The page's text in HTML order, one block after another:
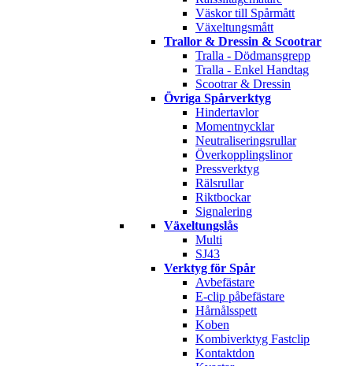
Väskor till Spårmått
Växeltungsmått
Trallor & Dressin & Scootrar
Tralla - Dödmansgrepp
Tralla - Enkel Handtag
Scootrar & Dressin
Övriga Spårverktyg
Hindertavlor
Momentnycklar
Neutraliseringsrullar
Överkopplingslinor
Pressverktyg
Rälsrullar
Riktbockar
Signalering
Växeltungslås
Multi
SJ43
Verktyg för Spår
Avbefästare
E-clip påbefästare
Hårnålsspett
Koben
Kombiverktyg Fastclip
Kontaktdon